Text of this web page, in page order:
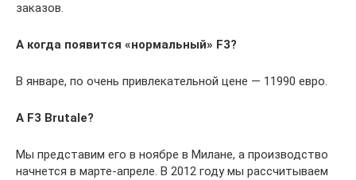
заказов.
А когда появится «нормальный» F3?
В январе, по очень привлекательной цене — 11990 евро.
А F3 Brutale?
Мы представим его в ноябре в Милане, а производство
начнется в марте-апреле. В 2012 году мы рассчитываем